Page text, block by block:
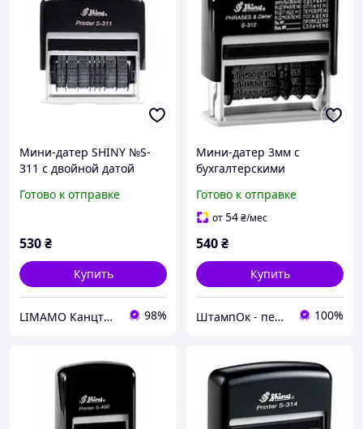
Мини-датер SHINY №S-
311 с двойной датой
украинский) 3мм
Готово к отправке
530₴
Купить
LIMAMO Канцтовари - вдохновенный простор для работи и обучения 98%
Мини-датер 3мм c
бухгалтерcкими
Готово к отправке
от54₴/мес
540₴
Купить
ШтампОк - печати, штампы и факсимиле 100%